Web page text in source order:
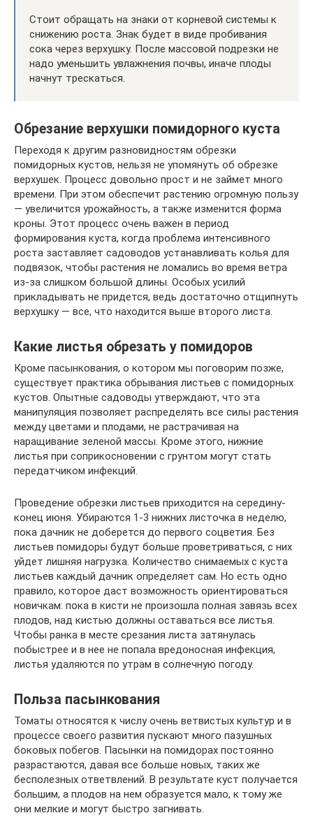
Стоит обращать на знаки от корневой системы к
снижению роста. Знак будет в виде пробивания
сока через верхушку. После массовой подрезки не
надо уменьшить увлажнения почвы, иначе плоды
начнут трескаться.
Обрезание верхушки помидорного куста
Переходя к другим разновидностям обрезки
помидорных кустов, нельзя не упомянуть об обрезке
верхушек. Процесс довольно прост и не займет много
времени. При этом обеспечит растению огромную пользу
— увеличится урожайность, а также изменится форма
кроны. Этот процесс очень важен в период
формирования куста, когда проблема интенсивного
роста заставляет садоводов устанавливать колья для
подвязок, чтобы растения не ломались во время ветра
из­-за слишком большой длины. Особых усилий
прикладывать не придется, ведь достаточно отщипнуть
верхушку — все, что находится выше второго листа.
Какие листья обрезать у помидоров
Кроме пасынкования, о котором мы поговорим позже,
существует практика обрывания листьев с помидорных
кустов. Опытные садоводы утверждают, что эта
манипуляция позволяет распределять все силы растения
между цветами и плодами, не растрачивая на
наращивание зеленой массы. Кроме этого, нижние
листья при соприкосновении с грунтом могут стать
передатчиком инфекций.
Проведение обрезки листьев приходится на середину­-
конец июня. Убираются 1-­3 нижних листочка в неделю,
пока дачник не доберется до первого соцветия. Без
листьев помидоры будут больше проветриваться, с них
уйдет лишняя нагрузка. Количество снимаемых с куста
листьев каждый дачник определяет сам. Но есть одно
правило, которое даст возможность ориентироваться
новичкам: пока в кисти не произошла полная завязь всех
плодов, над кистью должны оставаться все листья.
Чтобы ранка в месте срезания листа затянулась
побыстрее и в нее не попала вредоносная инфекция,
листья удаляются по утрам в солнечную погоду.
Польза пасынкования
Томаты относятся к числу очень ветвистых культур и в
процессе своего развития пускают много пазушных
боковых побегов. Пасынки на помидорах постоянно
разрастаются, давая все больше новых, таких же
бесполезных ответвлений. В результате куст получается
большим, а плодов на нем образуется мало, к тому же
они мелкие и могут быстро загнивать.